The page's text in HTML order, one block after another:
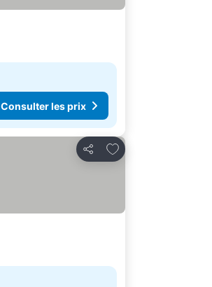
Consulter les prix
Partager
Ajouter à mes favoris